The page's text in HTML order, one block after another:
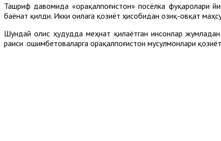
Ташриф давомида «Қорақалпоғистон» посёлка фуқаролари
баёнат қилди. Икки оилага қозиёт ҳисобидан озиқ-овқат
Шундай олис ҳудудда меҳнат қилаётган инсонлар
раиси Қ.Қошимбетоваларга Қорақалпоғистон мусулмонлари